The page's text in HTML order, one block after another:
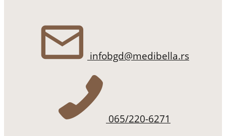
infobgd@medibella.rs
065/220-6271